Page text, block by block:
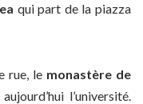
qui part de la piazza
rue, le monastère de
l’université.